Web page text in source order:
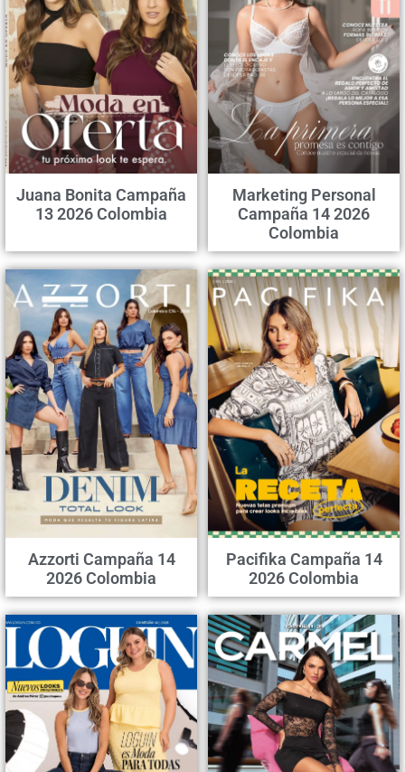
Juana Bonita Campaña
13 2026 Colombia
Marketing Personal
Campaña 14 2026
Colombia
Azzorti Campaña 14
2026 Colombia
Pacifika Campaña 14
2026 Colombia